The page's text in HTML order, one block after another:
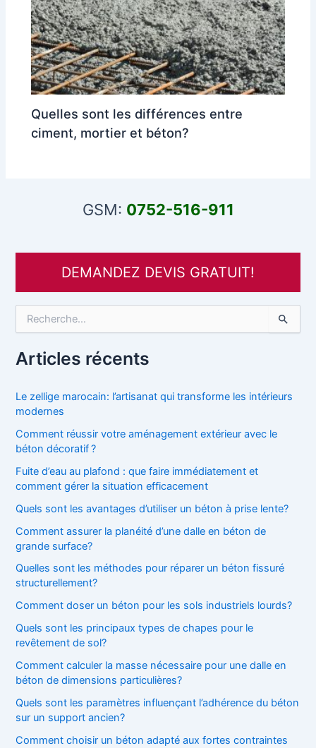
Quelles sont les différences entre
ciment, mortier et béton?
GSM: 0752-516-911
DEMANDEZ DEVIS GRATUIT!
h
e
c
h
r
:
Articles récents
Le zellige marocain: l’artisanat qui transforme les intérieurs
modernes
Comment réussir votre aménagement extérieur avec le
béton décoratif ?
Fuite d’eau au plafond : que faire immédiatement et
comment gérer la situation efficacement
Quels sont les avantages d’utiliser un béton à prise lente?
Comment assurer la planéité d’une dalle en béton de
grande surface?
Quelles sont les méthodes pour réparer un béton fissuré
structurellement?
Comment doser un béton pour les sols industriels lourds?
Quels sont les principaux types de chapes pour le
revêtement de sol?
Comment calculer la masse nécessaire pour une dalle en
béton de dimensions particulières?
Quels sont les paramètres influençant l’adhérence du béton
sur un support ancien?
Comment choisir un béton adapté aux fortes contraintes